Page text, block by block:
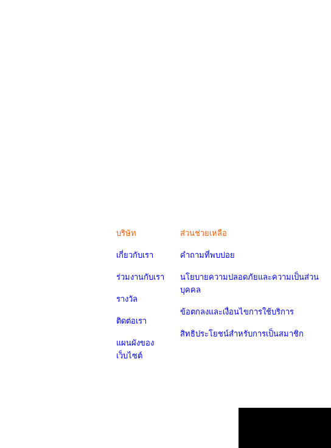
บริษัท
เกี่ยวกับเรา
ร่วมงานกับเรา
รางวัล
ติดต่อเรา
แผนผังของ
เว็บไซต์
ส่วนช่วยเหลือ
คำถามที่พบบ่อย
นโยบายความปลอดภัยและความเป็นส่วน
บุคคล
ข้อตกลงและเงื่อนไขการใช้บริการ
สิทธิประโยชน์สำหรับการเป็นสมาชิก